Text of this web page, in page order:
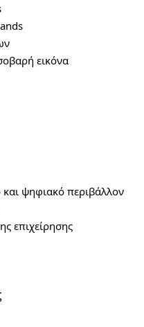
εικόνα
ψηφιακό περιβάλλον
επιχείρησης